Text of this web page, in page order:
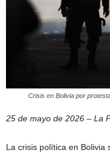
Crisis en Bolivia por
25 de mayo de 2026 – La
La crisis política en Bolivia